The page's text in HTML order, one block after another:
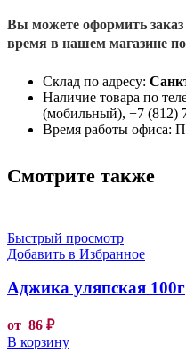
Вы можете оформить заказ
время в нашем магазине по
Склад по адресу:
Наличие товара по
(мобильный), +7 (812)
Время работы офиса:
Смотрите также
Быстрый просмотр
Добавить в Избранное
Аджика уляпская 100г
от 86 ₽
В корзину